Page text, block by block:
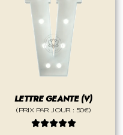
LETTRE GEANTE (V)
(PRIX PAR JOUR : 50€)
